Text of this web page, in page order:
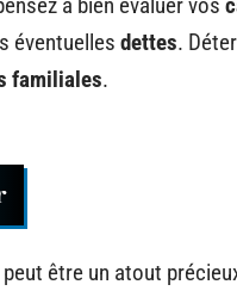
éventuelles dettes.
familiales.
peut être un atout